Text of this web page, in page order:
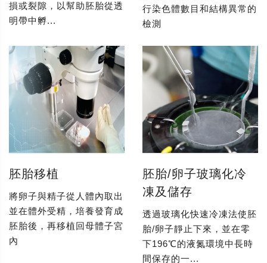
損或裂隙，以幫助胚胎從透
明帶中孵...
行染色體數目和結構異常的
檢測
胚胎移植
將卵子與精子從人體內取出
並在體外受精，培養發育成
胚胎後，再移植回母體子宮
內
胚胎/卵子玻璃化冷
凍及儲存
透過玻璃化快速冷凍法使胚
胎/卵子靜止下來，並在零
下196℃的液氮環境中長時
間保存的一...